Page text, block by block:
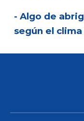
- Algo de
según el clima